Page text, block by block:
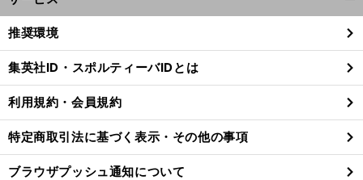
。
前
閉
る
推奨環境
集英社ID・スポルティーバIDとは
利用規約・会員規約
特定商取引法に基づく表示・その他の事項
ブラウザプッシュ通知について